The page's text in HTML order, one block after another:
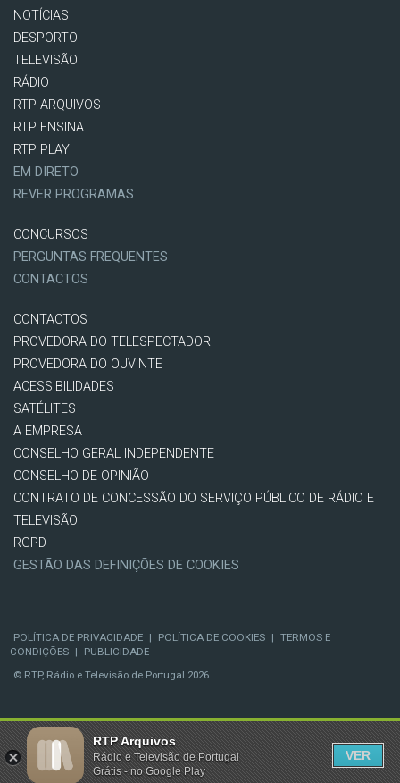
NOTÍCIAS
DESPORTO
TELEVISÃO
RÁDIO
RTP ARQUIVOS
RTP ENSINA
RTP PLAY
EM DIRETO
REVER PROGRAMAS
CONCURSOS
PERGUNTAS FREQUENTES
CONTACTOS
CONTACTOS
PROVEDORA DO TELESPECTADOR
PROVEDORA DO OUVINTE
ACESSIBILIDADES
SATÉLITES
A EMPRESA
CONSELHO GERAL INDEPENDENTE
CONSELHO DE OPINIÃO
CONTRATO DE CONCESSÃO DO SERVIÇO PÚBLICO DE RÁDIO E
TELEVISÃO
RGPD
GESTÃO DAS DEFINIÇÕES DE COOKIES
POLÍTICA DE PRIVACIDADE | POLÍTICA DE COOKIES | TERMOS E
CONDIÇÕES |
PUBLICIDADE
© RTP, Rádio e Televisão de Portugal 2026
RTP Arquivos
Rádio e Televisão de Portugal
Grátis - no Google Play
VER